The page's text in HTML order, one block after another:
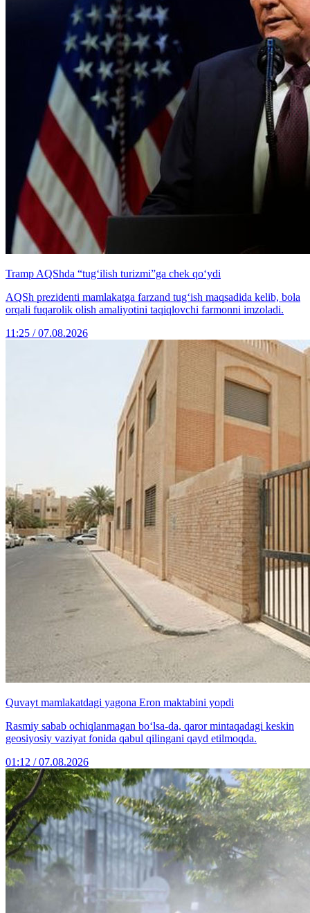
Tramp AQShda “tug‘ilish turizmi”ga chek qo‘ydi
AQSh prezidenti mamlakatga farzand tug‘ish maqsadida kelib, bola
orqali fuqarolik olish amaliyotini taqiqlovchi farmonni imzoladi.
11:25 / 07.08.2026
Quvayt mamlakatdagi yagona Eron maktabini yopdi
Rasmiy sabab ochiqlanmagan bo‘lsa-da, qaror mintaqadagi keskin
geosiyosiy vaziyat fonida qabul qilingani qayd etilmoqda.
01:12 / 07.08.2026